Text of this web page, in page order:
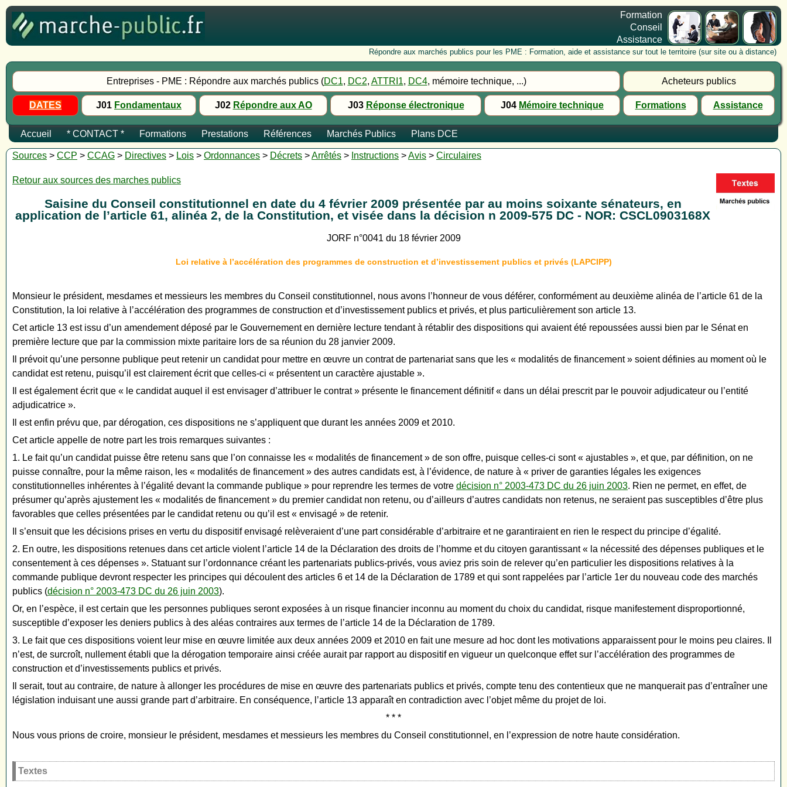
Formation
Conseil
Assistance
Répondre aux marchés publics pour les PME : Formation, aide et assistance sur tout le territoire (sur site ou à distance)
Entreprises - PME : Répondre aux marchés publics (DC1, DC2, ATTRI1, DC4, mémoire technique, ...) Acheteurs publics
DATES J01 Fondamentaux J02 Répondre aux AO J03 Réponse électronique J04 Mémoire technique Formations Assistance
Accueil * CONTACT * Formations Prestations Références Marchés Publics Plans DCE
Sources > CCP > CCAG > Directives > Lois > Ordonnances > Décrets >Arrêtés > Instructions >Avis > Circulaires
Retour aux sources des marches publics
Saisine du Conseil constitutionnel en date du 4 février 2009 présentée par au moins soixante sénateurs, en
application de l’article 61, alinéa 2, de la Constitution, et visée dans la décision n 2009-575 DC - NOR: CSCL0903168X
JORF n°0041 du 18 février 2009
Loi relative à l’accélération des programmes de construction et d’investissement publics et privés (LAPCIPP)
Monsieur le président, mesdames et messieurs les membres du Conseil constitutionnel, nous avons l’honneur de vous déférer, conformément au deuxième alinéa de l’article 61 de la
Constitution, la loi relative à l’accélération des programmes de construction et d’investissement publics et privés, et plus particulièrement son article 13.
Cet article 13 est issu d’un amendement déposé par le Gouvernement en dernière lecture tendant à rétablir des dispositions qui avaient été repoussées aussi bien par le Sénat en
première lecture que par la commission mixte paritaire lors de sa réunion du 28 janvier 2009.
Il prévoit qu’une personne publique peut retenir un candidat pour mettre en œuvre un contrat de partenariat sans que les « modalités de financement » soient définies au moment où le
candidat est retenu, puisqu’il est clairement écrit que celles-ci « présentent un caractère ajustable ».
Il est également écrit que « le candidat auquel il est envisager d’attribuer le contrat » présente le financement définitif « dans un délai prescrit par le pouvoir adjudicateur ou l’entité
adjudicatrice ».
Il est enfin prévu que, par dérogation, ces dispositions ne s’appliquent que durant les années 2009 et 2010.
Cet article appelle de notre part les trois remarques suivantes :
1. Le fait qu’un candidat puisse être retenu sans que l’on connaisse les « modalités de financement » de son offre, puisque celles-ci sont « ajustables », et que, par définition, on ne
puisse connaître, pour la même raison, les « modalités de financement » des autres candidats est, à l’évidence, de nature à « priver de garanties légales les exigences
constitutionnelles inhérentes à l’égalité devant la commande publique » pour reprendre les termes de votre décision n° 2003-473 DC du 26 juin 2003. Rien ne permet, en effet, de
présumer qu’après ajustement les « modalités de financement » du premier candidat non retenu, ou d’ailleurs d’autres candidats non retenus, ne seraient pas susceptibles d’être plus
favorables que celles présentées par le candidat retenu ou qu’il est « envisagé » de retenir.
Il s’ensuit que les décisions prises en vertu du dispositif envisagé relèveraient d’une part considérable d’arbitraire et ne garantiraient en rien le respect du principe d’égalité.
2. En outre, les dispositions retenues dans cet article violent l’article 14 de la Déclaration des droits de l’homme et du citoyen garantissant « la nécessité des dépenses publiques et le
consentement à ces dépenses ». Statuant sur l’ordonnance créant les partenariats publics-privés, vous aviez pris soin de relever qu’en particulier les dispositions relatives à la
commande publique devront respecter les principes qui découlent des articles 6 et 14 de la Déclaration de 1789 et qui sont rappelées par l’article 1er du nouveau code des marchés
publics (décision n° 2003-473 DC du 26 juin 2003).
Or, en l’espèce, il est certain que les personnes publiques seront exposées à un risque financier inconnu au moment du choix du candidat, risque manifestement disproportionné,
susceptible d’exposer les deniers publics à des aléas contraires aux termes de l’article 14 de la Déclaration de 1789.
3. Le fait que ces dispositions voient leur mise en œuvre limitée aux deux années 2009 et 2010 en fait une mesure ad hoc dont les motivations apparaissent pour le moins peu claires. Il
n’est, de surcroît, nullement établi que la dérogation temporaire ainsi créée aurait par rapport au dispositif en vigueur un quelconque effet sur l’accélération des programmes de
construction et d’investissements publics et privés.
Il serait, tout au contraire, de nature à allonger les procédures de mise en œuvre des partenariats publics et privés, compte tenu des contentieux que ne manquerait pas d’entraîner une
législation induisant une aussi grande part d’arbitraire. En conséquence, l’article 13 apparaît en contradiction avec l’objet même du projet de loi.
* * *
Nous vous prions de croire, monsieur le président, mesdames et messieurs les membres du Conseil constitutionnel, en l’expression de notre haute considération.
Textes